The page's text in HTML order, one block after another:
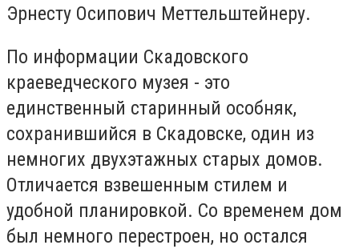
Эрнесту Осипович Меттельштейнеру.
По информации Скадовского
краеведческого музея - это
единственный старинный особняк,
сохранившийся в Скадовске, один из
немногих двухэтажных старых домов.
Отличается взвешенным стилем и
удобной планировкой. Со временем дом
был немного перестроен, но остался